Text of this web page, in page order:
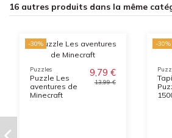
16 autres produits dans la même
-30%
Puzzles
Puzzle Les
aventures de
Minecraft
9,79 €
13,99 €
-30%